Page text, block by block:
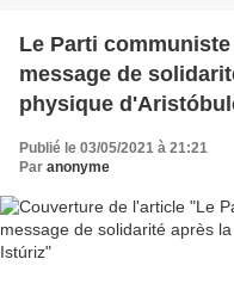
Le Parti
message de
physique
Publié le 03/05/2021 à 21:21
Par anonyme